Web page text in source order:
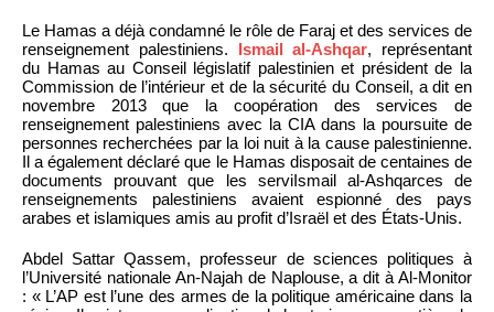
Le Hamas a déjà condamné le rôle de Faraj et des services de
renseignement palestiniens. Ismail al-Ashqar, représentant
du Hamas au Conseil législatif palestinien et président de la
Commission de l’intérieur et de la sécurité du Conseil, a dit en
novembre 2013 que la coopération des services de
renseignement palestiniens avec la CIA dans la poursuite de
personnes recherchées par la loi nuit à la cause palestinienne.
Il a également déclaré que le Hamas disposait de centaines de
documents prouvant que les serviIsmail al-Ashqarces de
renseignements palestiniens avaient espionné des pays
arabes et islamiques amis au profit d’Israël et des États-Unis.
Abdel Sattar Qassem, professeur de sciences politiques à
l’Université nationale An-Najah de Naplouse, a dit à Al-Monitor
: « L’AP est l’une des armes de la politique américaine dans la